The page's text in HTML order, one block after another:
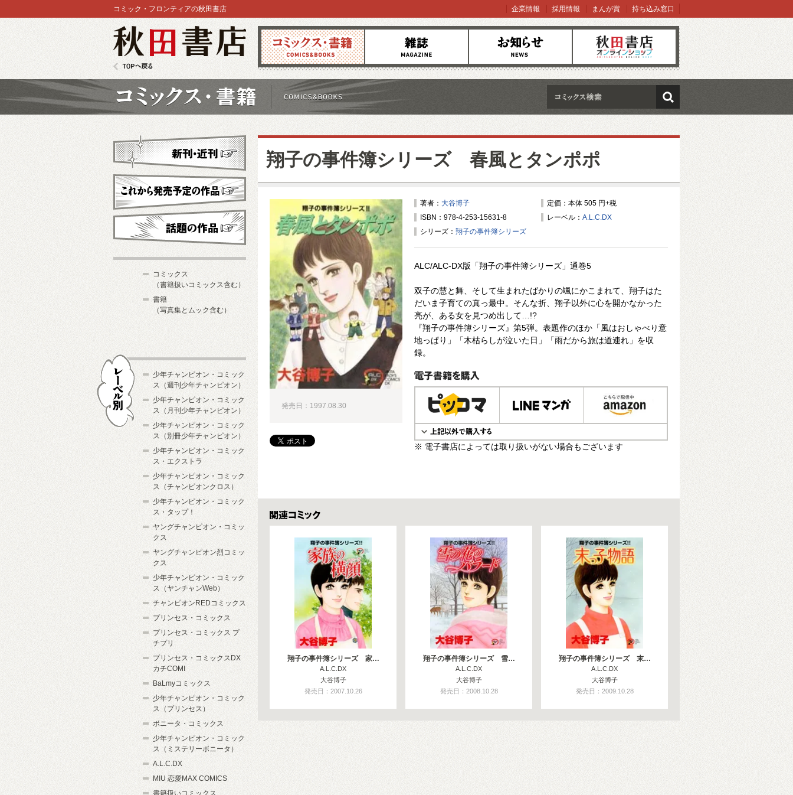
コミックス 雑誌 お知らせ オンラインショップ
コミック・フロンティアの秋田書店 企業情報 採用情報 まんが賞 持ち込み窓口
検索
翔子の事件簿シリーズ 春風とタンポポ
著者： 大谷博子
定価：本体 505 円+税
ISBN：978-4-253-15631-8
レーベル： A.L.C.DX
シリーズ： 翔子の事件簿シリーズ
ALC/ALC-DX版「翔子の事件簿シリーズ」通巻5
双子の慧と舞、そして生まれたばかりの颯にかこまれて、翔子はた
だいま子育ての真っ最中。そんな折、翔子以外に心を開かなかった
亮が、ある女を見つめ出して…!?
『翔子の事件簿シリーズ』第5弾。表題作のほか「風はおしゃべり意
地っぱり」「木枯らしが泣いた日」「雨だから旅は道連れ」を収
録。
電子書籍で購入
※ 電子書店によっては取り扱いがない場合もございます
発売日：1997.08.30
関連コミックス
翔子の事件簿シリーズ 家…
A.L.C.DX
大谷博子
発売日：2007.10.26
翔子の事件簿シリーズ 雪…
A.L.C.DX
大谷博子
発売日：2008.10.28
翔子の事件簿シリーズ 末…
A.L.C.DX
大谷博子
発売日：2009.10.28
新刊・近刊
これから発売予定
コミックス
（書籍扱いコミックス含む）
書籍
（写真集とムック含む）
少年チャンピオン・コミック
ス（週刊少年チャンピオン）
少年チャンピオン・コミック
ス（月刊少年チャンピオン）
少年チャンピオン・コミック
ス（別冊少年チャンピオン）
少年チャンピオン・コミック
ス・エクストラ
少年チャンピオン・コミック
ス（チャンピオンクロス）
少年チャンピオン・コミック
ス・タップ！
ヤングチャンピオン・コミッ
クス
ヤングチャンピオン烈コミッ
クス
少年チャンピオン・コミック
ス（ヤンチャンWeb）
チャンピオンREDコミックス
プリンセス・コミックス
プリンセス・コミックス プ
チプリ
プリンセス・コミックスDX
カチCOMI
BaLmyコミックス
少年チャンピオン・コミック
ス（プリンセス）
ボニータ・コミックス
少年チャンピオン・コミック
ス（ミステリーボニータ）
A.L.C.DX
MIU 恋愛MAX COMICS
書籍扱いコミックス